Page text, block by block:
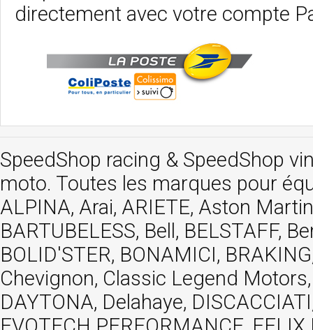
directement avec votre compte
SpeedShop racing & SpeedShop
moto. Toutes les marques pour
ALPINA, Arai, ARIETE, Aston
BARTUBELESS, Bell, BELSTAFF,
BOLID'STER, BONAMICI,
Chevignon, Classic Legend
DAYTONA, Delahaye,